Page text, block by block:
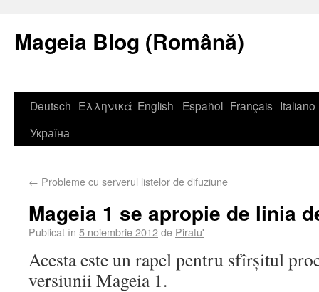
Mageia Blog (Română)
Deutsch Ελληνικά English Español Français Italiano
Україна
← Probleme cu serverul listelor de difuziune
Mageia 1 se apropie de linia
Publicat în 5 noiembrie 2012de Piratu'
Acesta este un rapel pentru sfîrșitul
versiunii Mageia 1.